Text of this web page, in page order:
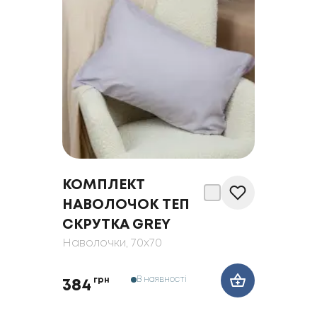
КОМПЛЕКТ
НАВОЛОЧОК ТЕП
СКРУТКА GREY
Наволочки, 70x70
384 грн В наявності